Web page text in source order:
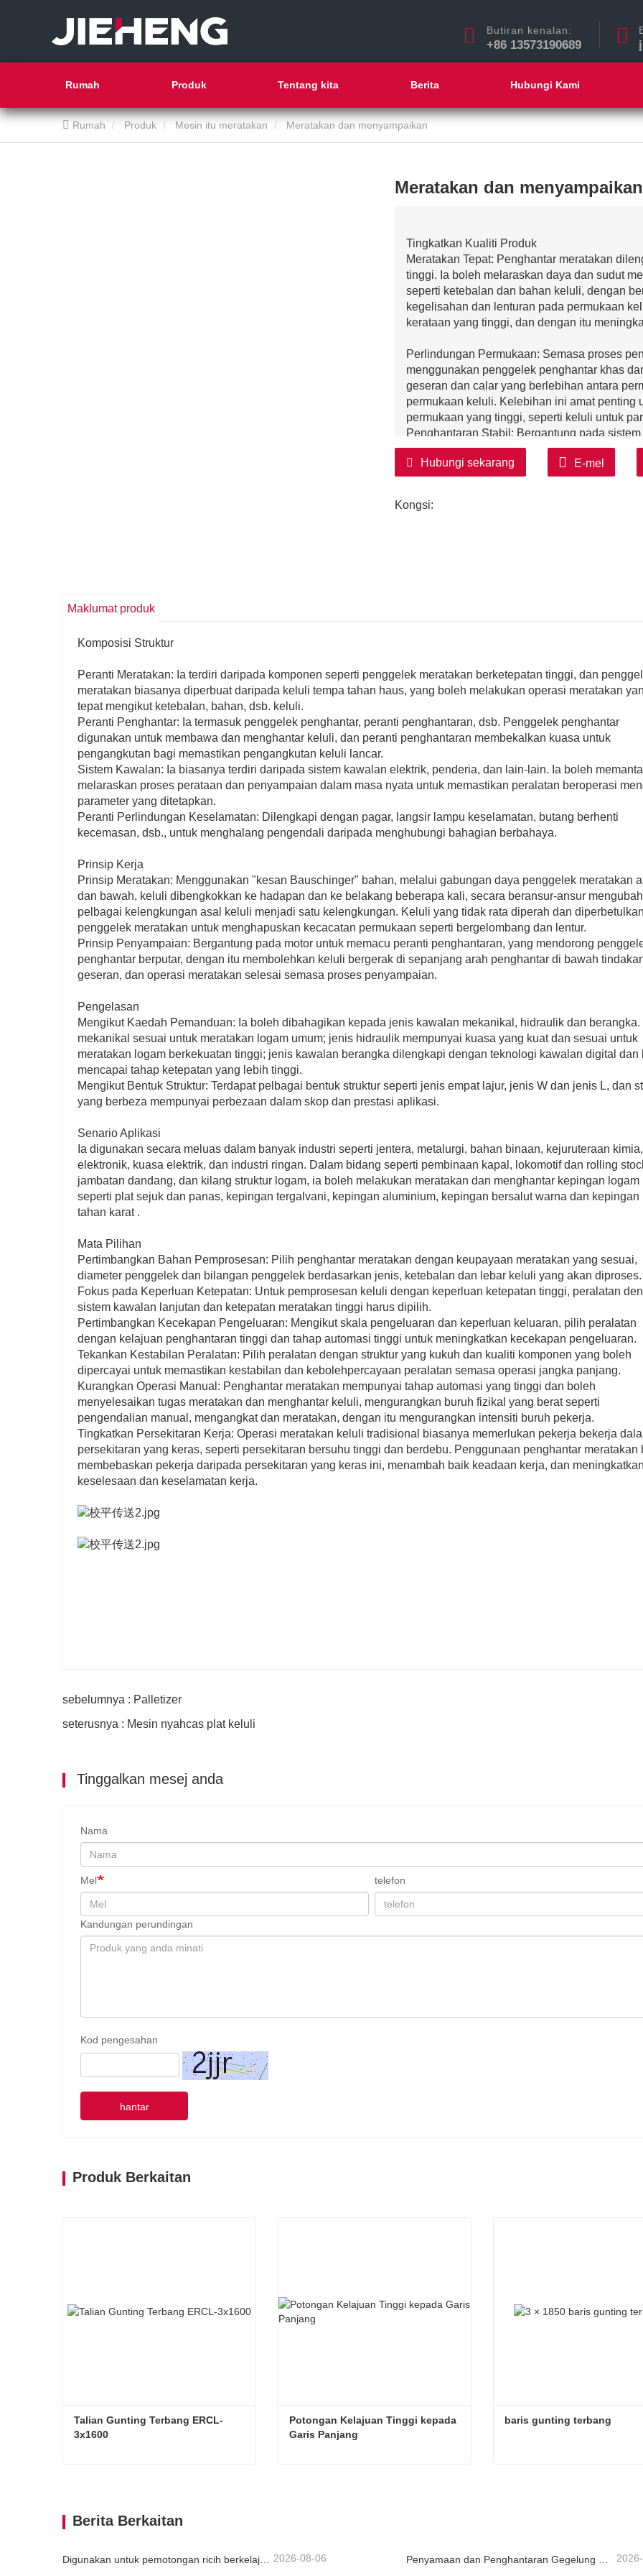
Butiran kenalan:
+86 13573190689
Rumah Produk Tentang kita Berita Hubungi Kami
Rumah Produk Mesin itu meratakan Meratakan dan menyampaikan
Meratakan dan menyampaikan
Tingkatkan Kualiti Produk
Meratakan Tepat: Penghantar meratakan
tinggi. Ia boleh melaraskan daya dan sudut
seperti ketebalan dan bahan keluli, dengan
kegelisahan dan lenturan pada permukaan
kerataan yang tinggi, dan dengan itu
Perlindungan Permukaan: Semasa proses
menggunakan penggelek penghantar khas
geseran dan calar yang berlebihan antara
permukaan keluli. Kelebihan ini amat
permukaan yang tinggi, seperti keluli untuk
Penghantaran Stabil: Bergantung pada
stabil, penghantar meratakan boleh
penghantaran, mencegah fenomena seperti
kedudukan keluli dalam pemprosesan
pekerja bekerja dalam persekitaran yang
keselamatan kerja.
Peranti Pelindung Lengkap: Penghantar
keselamatan yang lengkap, seperti pagar,
dengan bahagian berbahaya semasa operasi
kemalangan keselamatan.
diagnosis kerosakan dan fungsi amaran awal.
peralatan dalam masa nyata. Apabila situasi
ia juga mudah untuk kakitangan
pada masanya, meningkatkan
Menjimatkan Kos Pengeluaran
Kurangkan Pembaziran Bahan: Melalui
penghantar perataan dapat meningkatkan
mengurangkan elaun pemotongan dan kadar
penjimatan tenaga dan struktur penghantaran
memastikan prestasi peralatan, penggunaan
pengeluaran.
bahagian-bahagiannya mempunyai fleksibiliti
proses pembuatan termaju dan bahan
Hubungi sekarang E-mel
Kongsi:
Maklumat produk
Komposisi Struktur
Peranti Meratakan: Ia terdiri daripada komponen seperti penggelek meratakan berketepatan tinggi, dan
meratakan biasanya diperbuat daripada keluli tempa tahan haus, yang boleh melakukan operasi meratakan
tepat mengikut ketebalan, bahan, dsb. keluli.
Peranti Penghantar: Ia termasuk penggelek penghantar, peranti penghantaran, dsb. Penggelek penghantar
digunakan untuk membawa dan menghantar keluli, dan peranti penghantaran membekalkan kuasa untuk
pengangkutan bagi memastikan pengangkutan keluli lancar.
Sistem Kawalan: Ia biasanya terdiri daripada sistem kawalan elektrik, penderia, dan lain-lain. Ia boleh
melaraskan proses perataan dan penyampaian dalam masa nyata untuk memastikan peralatan beroperasi
parameter yang ditetapkan.
Peranti Perlindungan Keselamatan: Dilengkapi dengan pagar, langsir lampu keselamatan, butang berhenti
kecemasan, dsb., untuk menghalang pengendali daripada menghubungi bahagian berbahaya.
Prinsip Kerja
Prinsip Meratakan: Menggunakan "kesan Bauschinger" bahan, melalui gabungan daya penggelek meratakan
dan bawah, keluli dibengkokkan ke hadapan dan ke belakang beberapa kali, secara beransur-ansur mengubah
pelbagai kelengkungan asal keluli menjadi satu kelengkungan. Keluli yang tidak rata diperah dan
penggelek meratakan untuk menghapuskan kecacatan permukaan seperti bergelombang dan lentur.
Prinsip Penyampaian: Bergantung pada motor untuk memacu peranti penghantaran, yang mendorong
penghantar berputar, dengan itu membolehkan keluli bergerak di sepanjang arah penghantar di bawah
geseran, dan operasi meratakan selesai semasa proses penyampaian.
Pengelasan
Mengikut Kaedah Pemanduan: Ia boleh dibahagikan kepada jenis kawalan mekanikal, hidraulik dan berangka.
mekanikal sesuai untuk meratakan logam umum; jenis hidraulik mempunyai kuasa yang kuat dan sesuai untuk
meratakan logam berkekuatan tinggi; jenis kawalan berangka dilengkapi dengan teknologi kawalan digital dan
mencapai tahap ketepatan yang lebih tinggi.
Mengikut Bentuk Struktur: Terdapat pelbagai bentuk struktur seperti jenis empat lajur, jenis W dan jenis L, dan
yang berbeza mempunyai perbezaan dalam skop dan prestasi aplikasi.
Senario Aplikasi
Ia digunakan secara meluas dalam banyak industri seperti jentera, metalurgi, bahan binaan, kejuruteraan kimia,
elektronik, kuasa elektrik, dan industri ringan. Dalam bidang seperti pembinaan kapal, lokomotif dan rolling
jambatan dandang, dan kilang struktur logam, ia boleh melakukan meratakan dan menghantar kepingan logam
seperti plat sejuk dan panas, kepingan tergalvani, kepingan aluminium, kepingan bersalut warna dan kepingan
tahan karat .
Mata Pilihan
Pertimbangkan Bahan Pemprosesan: Pilih penghantar meratakan dengan keupayaan meratakan yang sesuai,
diameter penggelek dan bilangan penggelek berdasarkan jenis, ketebalan dan lebar keluli yang akan diproses.
Fokus pada Keperluan Ketepatan: Untuk pemprosesan keluli dengan keperluan ketepatan tinggi, peralatan
sistem kawalan lanjutan dan ketepatan meratakan tinggi harus dipilih.
Pertimbangkan Kecekapan Pengeluaran: Mengikut skala pengeluaran dan keperluan keluaran, pilih peralatan
dengan kelajuan penghantaran tinggi dan tahap automasi tinggi untuk meningkatkan kecekapan pengeluaran.
Tekankan Kestabilan Peralatan: Pilih peralatan dengan struktur yang kukuh dan kualiti komponen yang boleh
dipercayai untuk memastikan kestabilan dan kebolehpercayaan peralatan semasa operasi jangka panjang.
Kurangkan Operasi Manual: Penghantar meratakan mempunyai tahap automasi yang tinggi dan boleh
menyelesaikan tugas meratakan dan menghantar keluli, mengurangkan buruh fizikal yang berat seperti
pengendalian manual, mengangkat dan meratakan, dengan itu mengurangkan intensiti buruh pekerja.
Tingkatkan Persekitaran Kerja: Operasi meratakan keluli tradisional biasanya memerlukan pekerja bekerja
persekitaran yang keras, seperti persekitaran bersuhu tinggi dan berdebu. Penggunaan penghantar meratakan
membebaskan pekerja daripada persekitaran yang keras ini, menambah baik keadaan kerja, dan meningkatkan
keselesaan dan keselamatan kerja.
sebelumnya : Palletizer
seterusnya : Mesin nyahcas plat keluli
Tinggalkan mesej anda
Nama
Mel telefon
Kandungan perundingan
Kod pengesahan
hantar
Produk Berkaitan
Talian Gunting Terbang ERCL-
3x1600
Potongan Kelajuan Tinggi kepada
Garis Panjang
baris gunting terbang
Berita Berkaitan
2026-08-06